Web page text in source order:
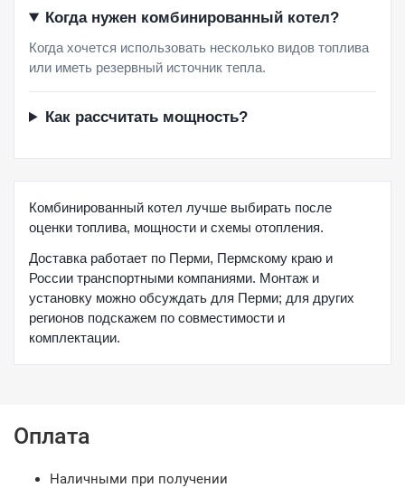
Когда нужен комбинированный котел?
Когда хочется использовать несколько видов топлива
или иметь резервный источник тепла.
Как рассчитать мощность?
Комбинированный котел лучше выбирать после
оценки топлива, мощности и схемы отопления.
Доставка работает по Перми, Пермскому краю и
России транспортными компаниями. Монтаж и
установку можно обсуждать для Перми; для других
регионов подскажем по совместимости и
комплектации.
Оплата
Наличными при получении